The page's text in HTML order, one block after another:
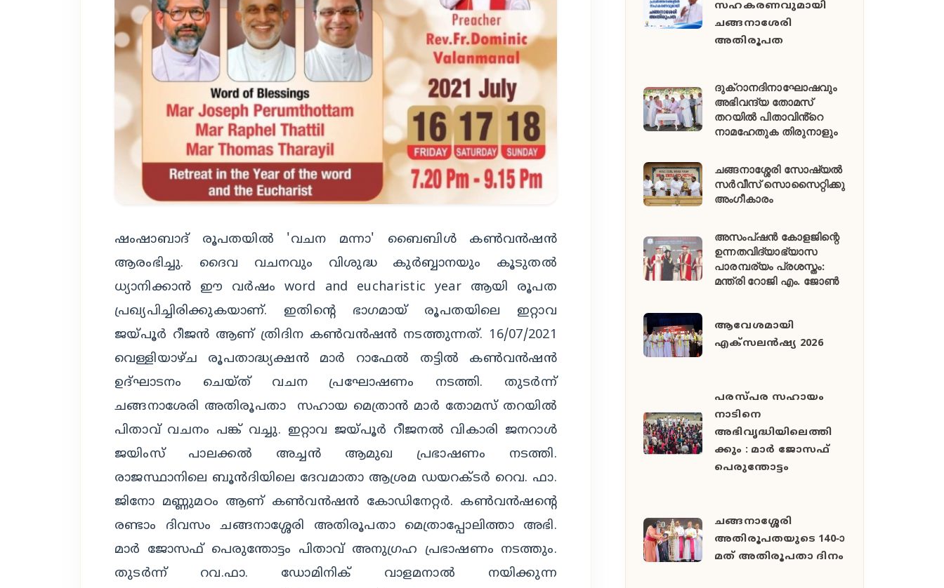
ഷംഷാബാദ് രൂപതയിൽ 'വചന മന്നാ' ബൈബിൾ കൺവൻഷൻ
ആരംഭിച്ചു. ദൈവ വചനവും വിശുദ്ധ കുർബ്ബാനയും കൂടുതൽ
ധ്യാനിക്കാൻ ഈ വർഷം word and eucharistic year ആയി രൂപത
പ്രഖ്യപിച്ചിരിക്കുകയാണ്. ഇതിന്റെ ഭാഗമായ് രൂപതയിലെ ഇറ്റാവ
ജയ്പൂർ റീജൻ ആണ് ത്രിദിന കൺവൻഷൻ നടത്തുന്നത്. 16/07/2021
വെള്ളിയാഴ്ച രൂപതാദ്ധ്യക്ഷൻ മാർ റാഫേൽ തട്ടിൽ കൺവൻഷൻ
ഉദ്ഘാടനം ചെയ്ത് വചന പ്രഘോഷണം നടത്തി. തുടർന്ന്
ചങ്ങനാശേരി അതിരൂപതാ സഹായ മെത്രാൻ മാർ തോമസ് തറയിൽ
പിതാവ് വചനം പങ്ക് വച്ചു. ഇറ്റാവ ജയ്പൂർ റീജനൽ വികാരി ജനറാൾ
ജയിംസ് പാലക്കൽ അച്ചൻ ആമുഖ പ്രഭാഷണം നടത്തി.
രാജസ്ഥാനിലെ ബൂൻദിയിലെ ദേവമാതാ ആശ്രമ ഡയറക്ടർ റെവ. ഫാ.
ജിനോ മണ്ണുമഠം ആണ് കൺവൻഷൻ കോഡിനേറ്റർ. കൺവൻഷന്റെ
രണ്ടാം ദിവസം ചങ്ങനാശ്ശേരി അതിരൂപതാ മെത്രാപ്പോലിത്താ അഭി.
മാർ ജോസഫ് പെരുന്തോട്ടം പിതാവ് അനുഗ്രഹ പ്രഭാഷണം നടത്തും.
തുടർന്ന് റവ.ഫാ. ഡോമിനിക് വാളമനാൽ നയിക്കുന്ന
സഹകരണവുമായി
ചങ്ങനാശേരി
അതിരൂപത
ദുക്റാനദിനാഘോഷവും
അഭിവന്ദ്യ തോമസ്
തറയിൽ പിതാവിൻ്റെ
നാമഹേതുക തിരുനാളും
ചങ്ങനാശ്ശേരി സോഷ്യൽ
സർവീസ് സൊസൈറ്റിക്കു
അംഗീകാരം
അസംപ്ഷൻ കോളജിന്റെ
ഉന്നതവിദ്യാഭ്യാസ
പാരമ്പര്യം പ്രശസ്തം:
മന്ത്രി റോജി എം. ജോൺ
ആവേശമായി
എക്സലൻഷ്യ 2026
പരസ്പര സഹായം
നാടിനെ
അഭിവൃദ്ധിയിലെത്തി
ക്കും : മാർ ജോസഫ്
പെരുന്തോട്ടം
ചങ്ങനാശ്ശേരി
അതിരൂപതയുടെ 140-ാ
മത് അതിരൂപതാ ദിനം